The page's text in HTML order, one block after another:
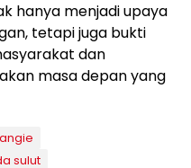
hanya menjadi upaya
tetapi juga bukti
dan
masa depan yang
sulut